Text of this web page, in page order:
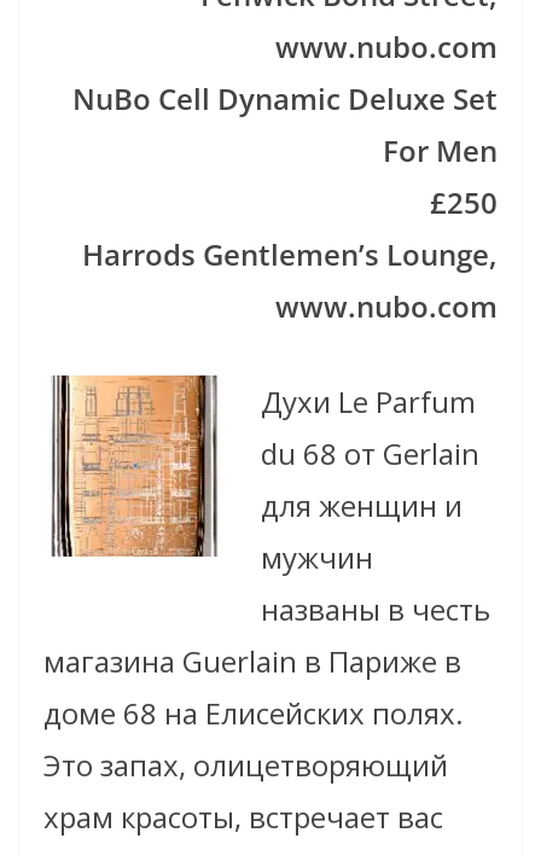
www.nubo.com
NuBo Cell Dynamic Deluxe Set
For Men
£250
Harrods Gentlemen’s Lounge,
www.nubo.com
Духи Le Parfum
du 68 от Gerlain
для женщин и
мужчин
названы в честь
магазина Guerlain в Париже в
доме 68 на Елисейских полях.
Это запах, олицетворяющий
храм красоты, встречает вас